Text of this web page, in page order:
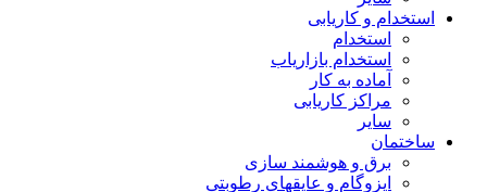
استخدام و کاریابی
استخدام
استخدام بازاریاب
آماده به کار
مراکز کاریابی
سایر
ساختمان
برق و هوشمند سازی
ایزوگام و عایقهای رطوبتی